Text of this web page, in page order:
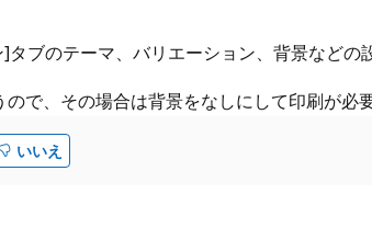
ブのテーマ、バリエーション、背景などの
で、その場合は背景をなしにして印刷が必
いいえ